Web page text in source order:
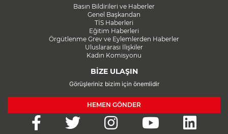
Basın Bildirileri ve Haberler
Genel Başkandan
TİS Haberleri
Eğitim Haberleri
Örgütlenme Grev ve Eylemlerden Haberler
Uluslararası İlişkiler
Kadın Komisyonu
BİZE ULAŞIN
Görüşleriniz bizim için önemlidir
HEMEN GÖNDER